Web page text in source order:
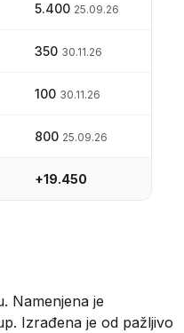
5.400 25.09.26
350 30.11.26
100 30.11.26
800 25.09.26
+19.450
Namenjena je
Izrađena je od pažljivo